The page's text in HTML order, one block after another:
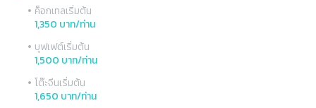
• ค็อกเทลเริ่มต้น
1,350 บาท/ท่าน
• บุฟเฟต์เริ่มต้น
1,500 บาท/ท่าน
• โต๊ะจีนเริ่มต้น
1,650 บาท/ท่าน